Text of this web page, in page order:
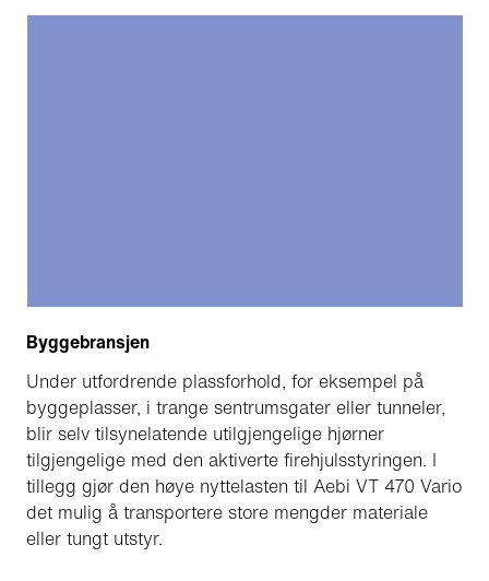
Byggebransjen
Under utfordrende plassforhold, for eksempel på
byggeplasser, i trange sentrumsgater eller tunneler,
blir selv tilsynelatende utilgjengelige hjørner
tilgjengelige med den aktiverte firehjulsstyringen. I
tillegg gjør den høye nyttelasten til Aebi VT 470 Vario
det mulig å transportere store mengder materiale
eller tungt utstyr.